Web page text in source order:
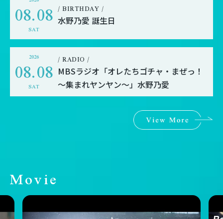
08.08
SAT
/ BIRTHDAY /
水野乃愛 誕生日
2026
08.08
SAT
/ RADIO /
MBSラジオ「オレたちゴチャ・まぜっ！
～集まれヤンヤン～」水野乃愛
Movie